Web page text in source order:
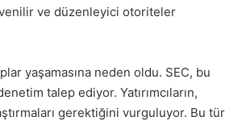
ve düzenleyici otoriteler
yaşamasına neden oldu. SEC, bu
talep ediyor. Yatırımcıların,
gerektiğini vurguluyor. Bu tür